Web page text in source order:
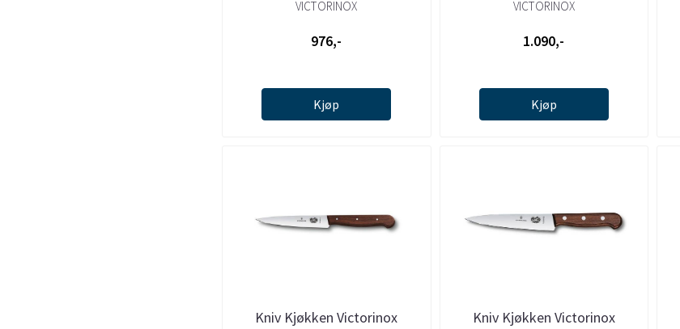
VICTORINOX
976,-
Kjøp
VICTORINOX
1.090,-
Kjøp
Kniv Kjøkken Victorinox
Kniv Kjøkken Victorinox